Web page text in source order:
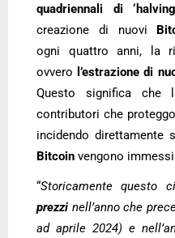
quadriennali di
creazione di nuovi
ogni quattro anni, la
ovvero l’estrazione di
Questo significa che
contributori che
incidendo direttamente
Bitcoin vengono
“Storicamente questo
prezzi nell’anno che
ad aprile 2024) e